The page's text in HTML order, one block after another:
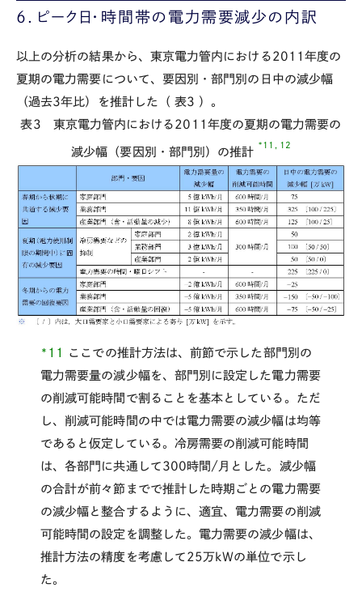
6．ピーク日・時間帯の電力需要減少の内訳
以上の分析の結果から、東京電力管内における2011年度の
夏期の電力需要について、要因別・部門別の日中の減少幅
（過去3年比）を推計した（表3 ）。
表3 東京電力管内における2011年度の夏期の電力需要の
減少幅（要因別・部門別）の推計
*11, 12
*11
ここでの推計方法は、前節で示した部門別の
電力需要量の減少幅を、部門別に設定した電力需要
の削減可能時間で割ることを基本としている。ただ
し、削減可能時間の中では電力需要の減少幅は均等
であると仮定している。冷房需要の削減可能時間
は、各部門に共通して300時間/月とした。減少幅
の合計が前々節までで推計した時期ごとの電力需要
の減少幅と整合するように、適宜、電力需要の削減
可能時間の設定を調整した。電力需要の減少幅は、
推計方法の精度を考慮して25万kWの単位で示し
た。